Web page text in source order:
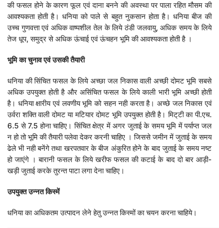
की फसल होने के कारण फूल एवं दाना बनने की अवस्था पर पाला रहित मौसम की
आवश्यकता होती है। धनिया को पाले से बहुत नुकसान होता है। धनिया बीज की
उच्च गुणवत्ता एवं अधिक वाष्पशील तेल के लिये ठंडी जलवायु, अधिक समय के लिये
तेज धूप, समुद्र से अधिक ऊंचाई एवं ऊंचहन भूमि की आवश्यकता होती है ।
भूमि का चुनाव एवं उसकी तैयारी
धनिया की सिंचित फसल के लिये अच्छा जल निकास वाली अच्छी दोमट भूमि सबसे
अधिक उपयुक्त होती है और असिंचित फसल के लिये काली भारी भूमि अच्छी होती
है। धनिया क्षारीय एवं लवणीय भूमि को सहन नही करता है। अच्छे जल निकास एवं
उर्वरा शक्ति वाली दोमट या मटियार दोमट भूमि उपयुक्त होती है। मिट्‌टी का पी.एच.
6.5 से 7.5 होना चाहिए। सिंचित क्षेत्र में अगर जुताई के समय भूमि में पर्याप्त जल
न हो तो भूमि की तैयारी पलेवा देकर करनी चाहिए । जिससे जमीन में जुताई के समय
ढेले भी नही बनेंगे तथा खरपतवार के बीज अंकुरित होने के बाद जुताई के समय नष्ट
हो जाएंगे । बारानी फसल के लिये खरीफ फसल की कटाई के बाद दो बार आड़ी-
खड़ी जुताई करके तुरन्त पाटा लगा देना चाहिए।
उपयुक्त उन्नत किस्में
धनिया का अधिकतम उत्पादन लेने हेतु उन्नत किस्मों का चयन करना चाहिये।